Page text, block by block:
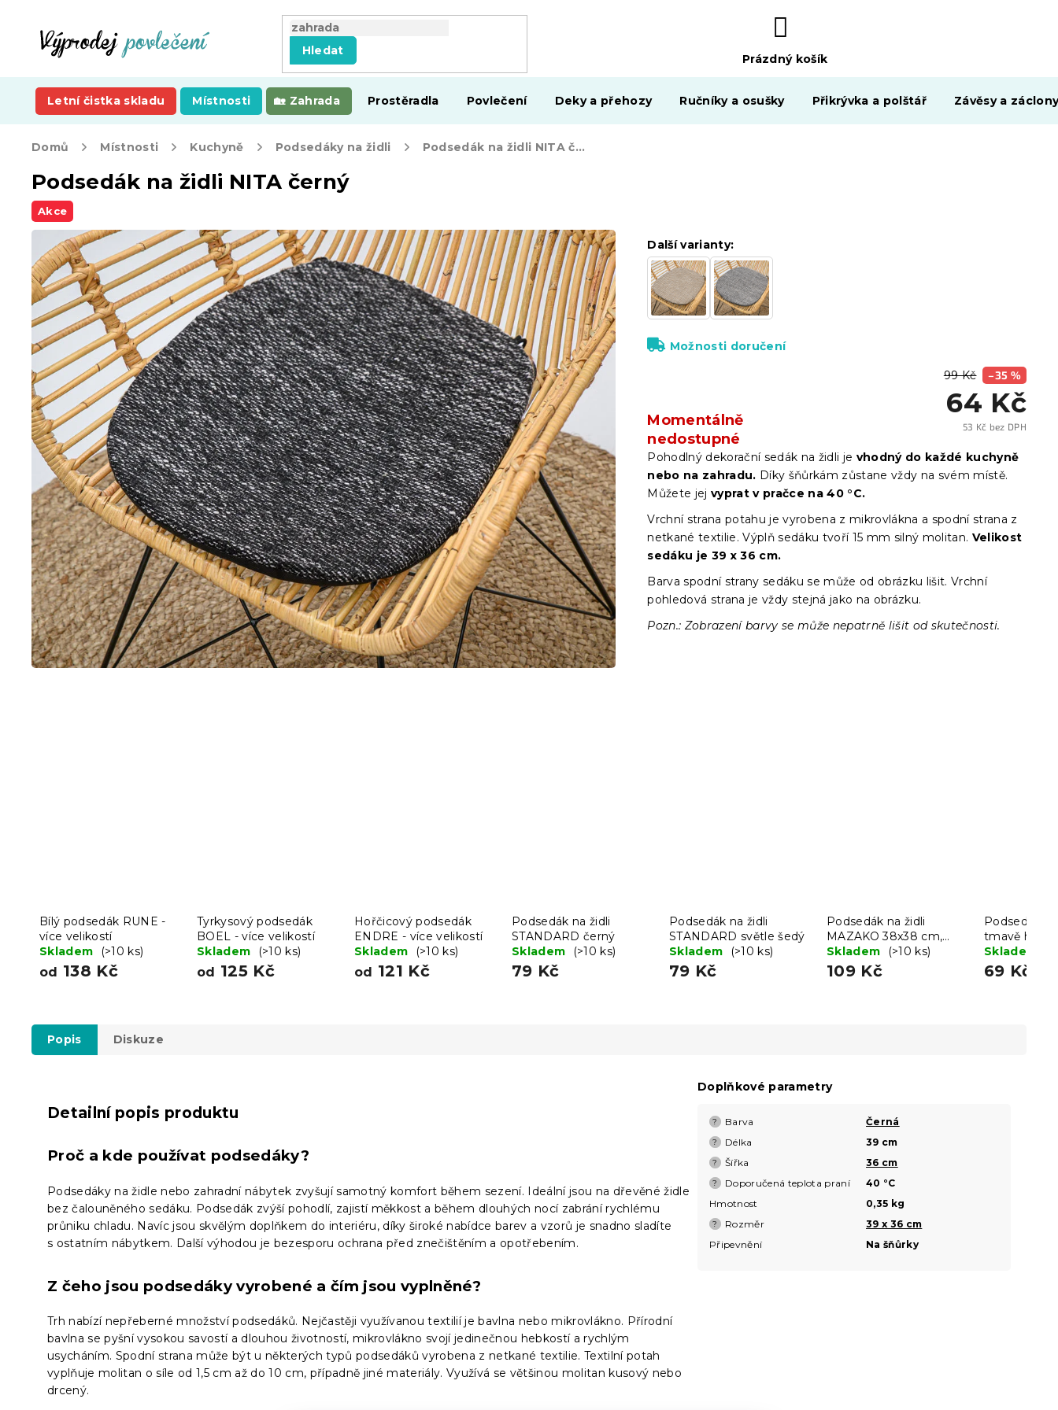
Hledat
NÁKUPNÍ
KOŠÍK
Prázdný košík
Letní čistka skladu Místnosti Zahrada Prostěradla Povlečení Deky a přehozy Ručníky a osušky Přikrývka a polštář Závěsy a
Domů Místnosti Kuchyně Podsedáky na židli Podsedák na židli NITA černý
Podsedák na židli NITA černý
Akce
99 Kč –35 %
64 Kč
53 Kč bez DPH
Momentálně
nedostupné
Další varianty:
Možnosti doručení
Pohodlný dekorační sedák na židli je vhodný do každé kuchyně
nebo na zahradu. Díky šňůrkám zůstane vždy na svém místě.
Můžete jejvyprat v pračce na 40 °C.
Vrchní strana potahu je vyrobena z mikrovlákna a spodní strana z
netkané textilie. Výplň sedáku tvoří 15 mm silný molitan. Velikost
sedáku je 39 x 36 cm.
Barva spodní strany sedáku se může od obrázku lišit. Vrchní
pohledová strana je vždy stejná jako na obrázku.
Pozn.: Zobrazení barvy se může nepatrně lišit od skutečnosti.
Bílý podsedák RUNE -
více velikostí
Skladem
(>10 ks)
od 138 Kč
Tyrkysový podsedák
BOEL - více velikostí
Skladem
(>10 ks)
od 125 Kč
Hořčicový podsedák
ENDRE - více velikostí
Skladem
(>10 ks)
od 121 Kč
Podsedák na židli
STANDARD černý
Skladem
(>10 ks)
79 Kč
Podsedák na židli
STANDARD světle šedý
Skladem
(>10 ks)
79 Kč
Podsedák na židli
MAZAKO 38x38 cm,
růžový
Skladem (>10 ks)
109 Kč
Podsedák
tmavě
Skladem
69 Kč
Popis Diskuze
Detailní popis produktu
Proč a kde používat podsedáky?
Podsedáky na židle nebo zahradní nábytek zvyšují samotný komfort během sezení. Ideální jsou na dřevěné židle
bez čalouněného sedáku. Podsedák zvýší pohodlí, zajistí měkkost a během dlouhých nocí zabrání rychlému
průniku chladu. Navíc jsou skvělým doplňkem do interiéru, díky široké nabídce barev a vzorů je snadno sladíte
s ostatním nábytkem. Další výhodou je bezesporu ochrana před znečištěním a opotřebením.
Z čeho jsou podsedáky vyrobené a čím jsou vyplněné?
Trh nabízí nepřeberné množství podsedáků. Nejčastěji využívanou textilií je bavlna nebo mikrovlákno. Přírodní
bavlna se pyšní vysokou savostí a dlouhou životností, mikrovlákno svojí jedinečnou hebkostí a rychlým
usycháním. Spodní strana může být u některých typů podsedáků vyrobena z netkané textilie. Textilní potah
vyplňuje molitan o síle od 1,5 cm až do 10 cm, případně jiné materiály. Využívá se většinou molitan kusový nebo
drcený.
Doplňkové parametry
? Barva Černá
? Délka 39 cm
? Šířka 36 cm
? Doporučená teplota praní
40 °C
Hmotnost
0,35 kg
? Rozměr
39 x 36 cm
Připevnění
Na šňůrky